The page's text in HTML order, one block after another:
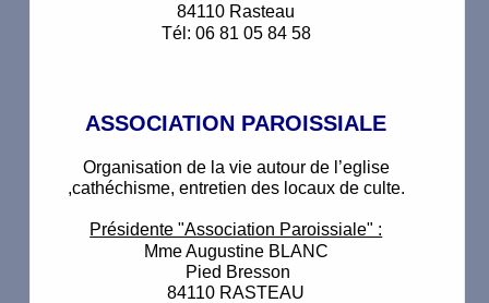
84110 Rasteau
Tél: 06 81 05 84 58
ASSOCIATION PAROISSIALE
Organisation de la vie autour de l’eglise
,cathéchisme, entretien des locaux de culte.
Présidente "Association Paroissiale" :
Mme Augustine BLANC
Pied Bresson
84110 RASTEAU